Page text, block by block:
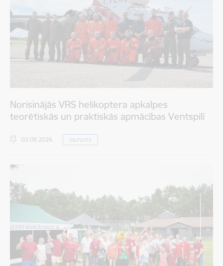
Norisinājās VRS helikoptera apkalpes
teorētiskās un praktiskās apmācības Ventspilī
03.08.2026. Jaunumi